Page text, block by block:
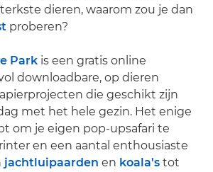
dieren, waarom zou je dan
proberen?
Park is een gratis online
downloadbare, op dieren
die geschikt zijn
met het hele gezin. Het enige
om je eigen pop-upsafari te
en een aantal enthousiaste
jachtluipaarden en koala's tot